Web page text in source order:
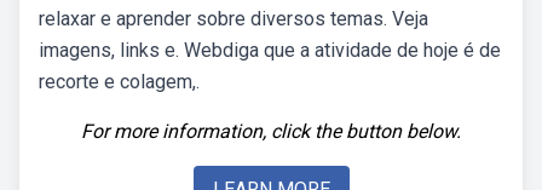
relaxar e aprender sobre diversos temas. Veja
imagens, links e. Webdiga que a atividade de hoje é de
recorte e colagem,.
For more information, click the button below.